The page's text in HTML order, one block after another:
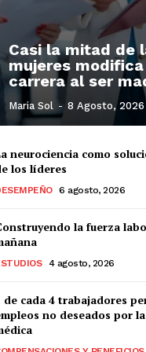
Casi la mitad de
mujeres modifica
carrera al ser
Maria Sol - 8 Agosto, 2026
neurociencia como
los líderes
6 agosto, 2026
la fuerza
4 agosto, 2026
de cada 4 trabajadores
no deseados por